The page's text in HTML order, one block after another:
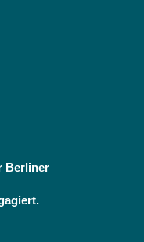
Berliner